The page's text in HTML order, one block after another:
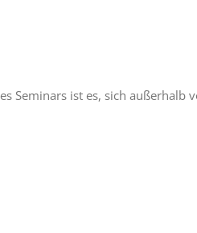
Seminars ist es, sich